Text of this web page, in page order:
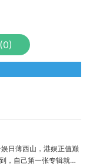
0)
日薄西山，港娱正值巅
，自己第一张专辑就直